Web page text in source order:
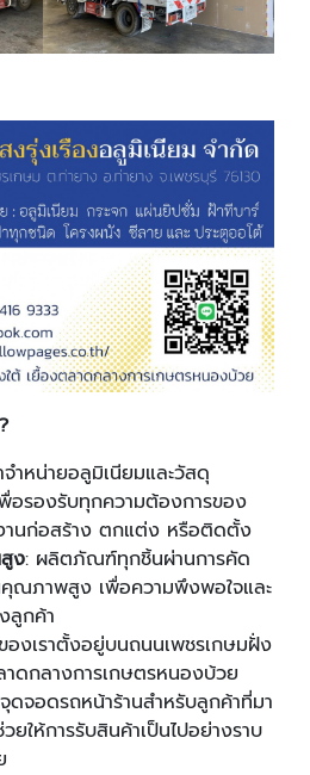
จำหน่ายอลูมิเนียมและวัสดุ
อรองรับทุกความต้องการของ
งานก่อสร้าง ตกแต่ง หรือติดตั้ง
ง: ผลิตภัณฑ์ทุกชิ้นผ่านการคัด
ณภาพสูง เพื่อความพึงพอใจและ
ลูกค้า
องเราตั้งอยู่บนถนนเพชรเกษมฝั่ง
ดกลางการเกษตรหนองบ้วย
ดจอดรถหน้าร้านสำหรับลูกค้าที่มา
ยให้การรับสินค้าเป็นไปอย่างราบ